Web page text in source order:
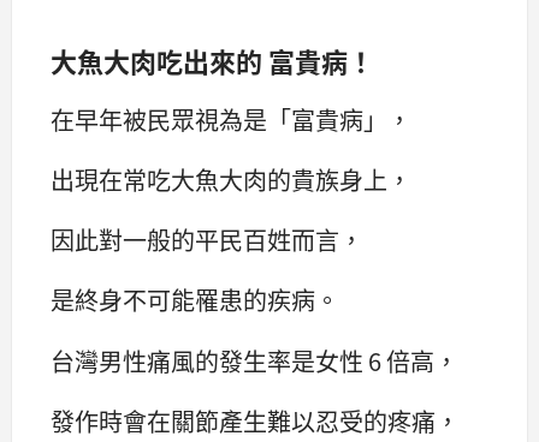
大魚大肉吃出來的 富貴病！
在早年被民眾視為是「富貴病」，
出現在常吃大魚大肉的貴族身上，
因此對一般的平民百姓而言，
是終身不可能罹患的疾病。
台灣男性痛風的發生率是女性 6 倍高，
發作時會在關節產生難以忍受的疼痛，